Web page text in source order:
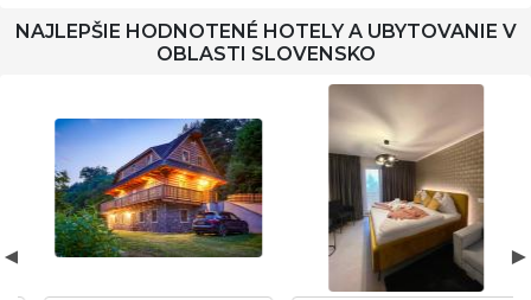
NAJLEPŠIE HODNOTENÉ HOTELY A UBYTOVANIE V
OBLASTI SLOVENSKO